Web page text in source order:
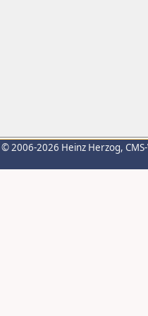
© 2006-2026 Heinz Herzog,